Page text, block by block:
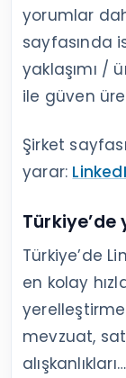
yorumlar
sayfasında
yaklaşımı /
ile güven
Şirket
yarar:
Türkiye’de
en kolay
mevzuat,